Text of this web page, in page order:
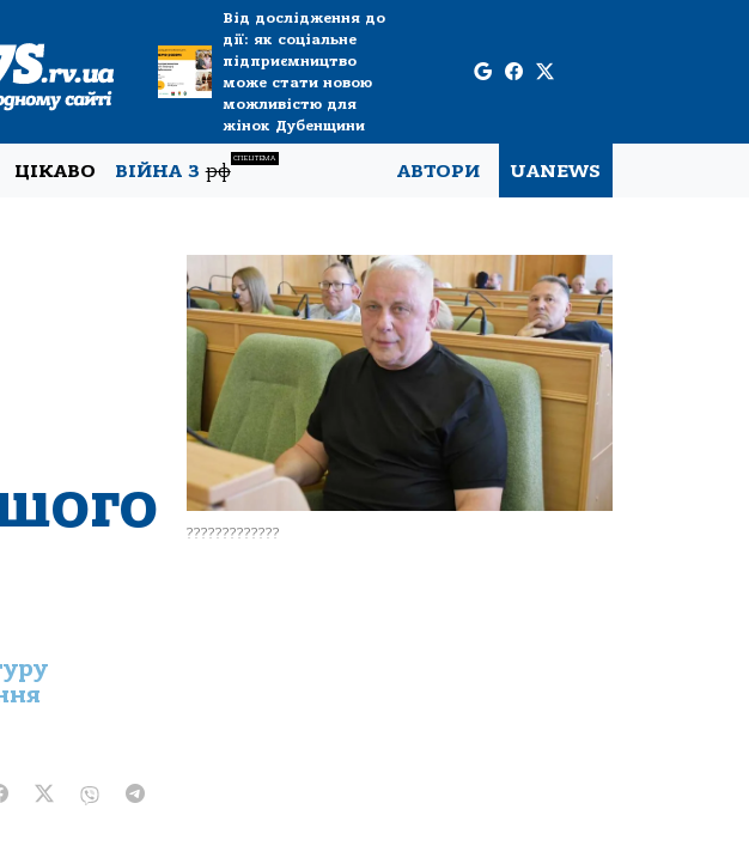
Від дослідження до
дії: як соціальне
підприємництво
може стати новою
можливістю для
жінок Дубенщини
ЦІКАВО ВІЙНА Зрф
СПЕЦТЕМА
АВТОРИ UANEWS
?????????????